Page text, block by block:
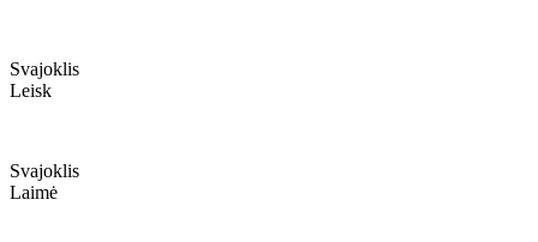
Svajoklis
Leisk
Svajoklis
Laimė